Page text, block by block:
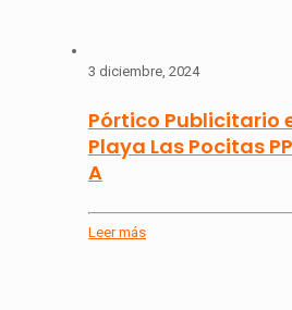
3 diciembre, 2024
Pórtico Publicitario
Playa Las Pocitas
A
Leer más